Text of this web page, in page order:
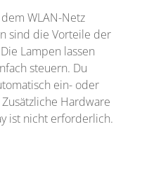
WLAN-Netz
sind die Vorteile der
Lampen lassen
steuern. Du
ein- oder
Hardware
ist nicht erforderlich.